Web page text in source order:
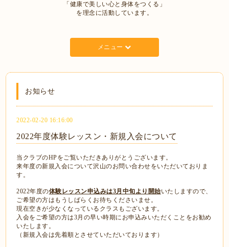
「健康で美しい心と身体をつくる」
を理念に活動しています。
メニュー
お知らせ
2022-02-20 16:16:00
2022年度体験レッスン・新規入会について
当クラブのHPをご覧いただきありがとうございます。
来年度の新規入会について沢山のお問い合わせをいただいておりま
す。
2022年度の体験レッスン申込みは3月中旬より開始いたしますので、
ご希望の方はもうしばらくお待ちくださいませ。
現在空きが少なくなっているクラスもございます。
入会をご希望の方は3月の早い時期にお申込みいただくことをお勧め
いたします。
（新規入会は先着順とさせていただいております）